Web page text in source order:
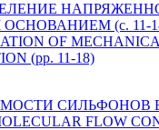
(c. 11-
OF
(pp. 11-18)
СИЛЬФОНОВ
FLOW